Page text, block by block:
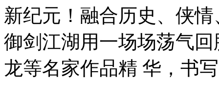
新纪元！融合历史、侠
御剑江湖用一场场荡气
龙等名家作品精 华，书